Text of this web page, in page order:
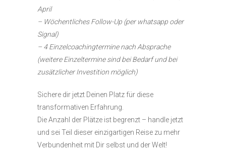
April
– Wöchentliches Follow-Up (per whatsapp oder
Signal)
– 4 Einzelcoachingtermine nach Absprache
(weitere Einzeltermine sind bei Bedarf und bei
zusätzlicher Investition möglich)
Sichere dir jetzt Deinen Platz für diese
transformativen Erfahrung.
Die Anzahl der Plätze ist begrenzt – handle jetzt
und sei Teil dieser einzigartigen Reise zu mehr
Verbundenheit mit Dir selbst und der Welt!